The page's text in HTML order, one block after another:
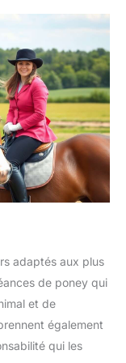
adaptés aux plus
de poney qui
et de
également
qui les